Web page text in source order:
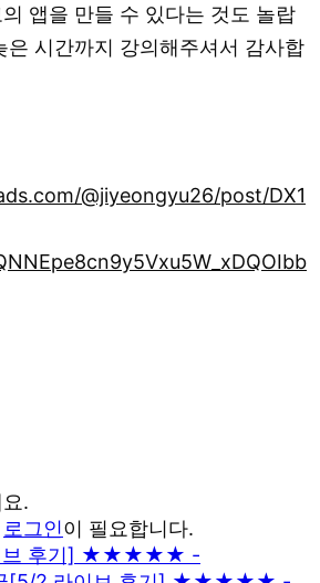
앱을 만들 수 있다는 것도 놀랍
은 시간까지 강의해주셔서 감사합
@jiyeongyu26/post/DX1
.
로그인이 필요합니다.
브 후기] ★★★★★ -